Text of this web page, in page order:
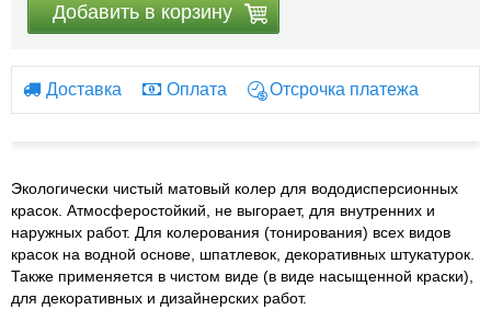
Добавить в корзину
Доставка Оплата Отсрочка платежа
Экологически чистый матовый колер для вододисперсионных
красок. Атмосферостойкий, не выгорает, для внутренних и
наружных работ. Для колерования (тонирования) всех видов
красок на водной основе, шпатлевок, декоративных штукатурок.
Также применяется в чистом виде (в виде насыщенной краски),
для декоративных и дизайнерских работ.